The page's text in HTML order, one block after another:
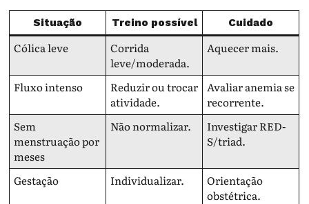
Situação Treino possível Cuidado
Cólica leve
Corrida
leve/moderada.
Aquecer mais.
Fluxo intenso
Reduzir ou trocar
atividade.
Avaliar anemia se
recorrente.
Sem
menstruação por
meses
Não normalizar.
Investigar RED-
S/triad.
Gestação Individualizar.
Orientação
obstétrica.